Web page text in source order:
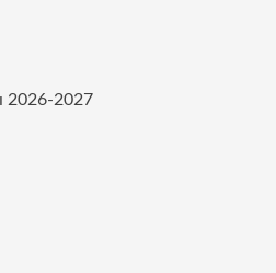
2026-2027